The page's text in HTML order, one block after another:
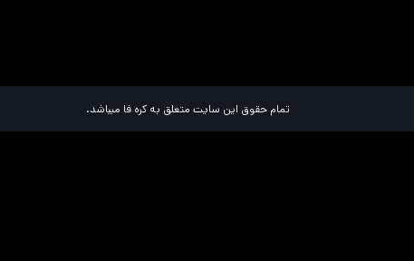
تمام حقوق این سایت متعلق به کره فا میباشد.